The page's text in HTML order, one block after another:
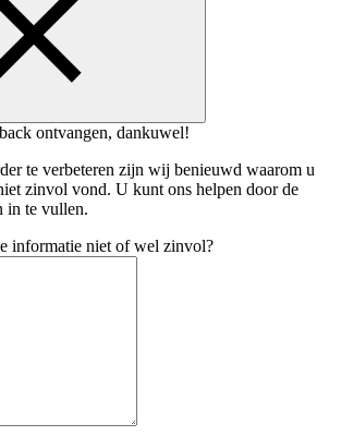
ontvangen, dankuwel!
te verbeteren zijn wij benieuwd waarom u
zinvol vond. U kunt ons helpen door de
in te vullen.
informatie niet of wel zinvol?